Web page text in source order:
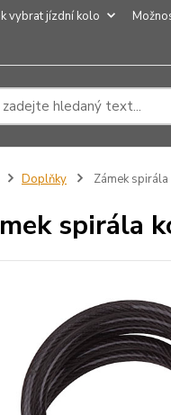
vybrat jízdní kolo
Doplňky Zámek
spirála